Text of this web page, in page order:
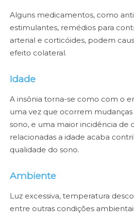
Alguns medicamentos, como
estimulantes, remédios para
arterial e corticóides, podem
efeito colateral.
Idade
A insônia torna-se como com o
uma vez que ocorrem
sono, e uma maior incidência de
relacionadas a idade acaba
qualidade do sono.
Ambiente
Luz excessiva, temperatura
entre outras condições